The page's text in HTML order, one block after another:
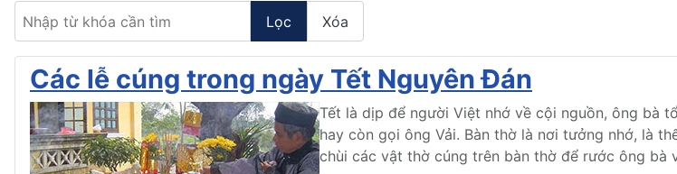
Nhập từ khóa cần tìm
Lọc Xóa
Các lễ cúng trong ngày Tết Nguyên Đán
Tết là dịp để người Việt nhớ về cội nguồn, ông bà
hay còn gọi ông Vải. Bàn thờ là nơi tưởng nhớ, là
chùi các vật thờ cúng trên bàn thờ để rước ông bà